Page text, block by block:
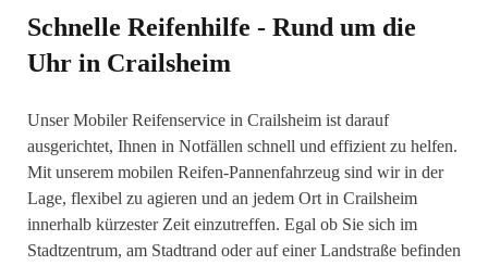
Schnelle Reifenhilfe - Rund um die
Uhr in Crailsheim
Unser Mobiler Reifenservice in Crailsheim ist darauf
ausgerichtet, Ihnen in Notfällen schnell und effizient zu helfen.
Mit unserem mobilen Reifen-Pannenfahrzeug sind wir in der
Lage, flexibel zu agieren und an jedem Ort in Crailsheim
innerhalb kürzester Zeit einzutreffen. Egal ob Sie sich im
Stadtzentrum, am Stadtrand oder auf einer Landstraße befinden